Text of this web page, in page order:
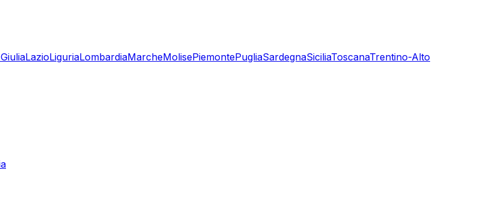
LazioLiguriaLombardiaMarcheMolisePiemontePugliaSardegnaSiciliaToscanaTrentino-Alto